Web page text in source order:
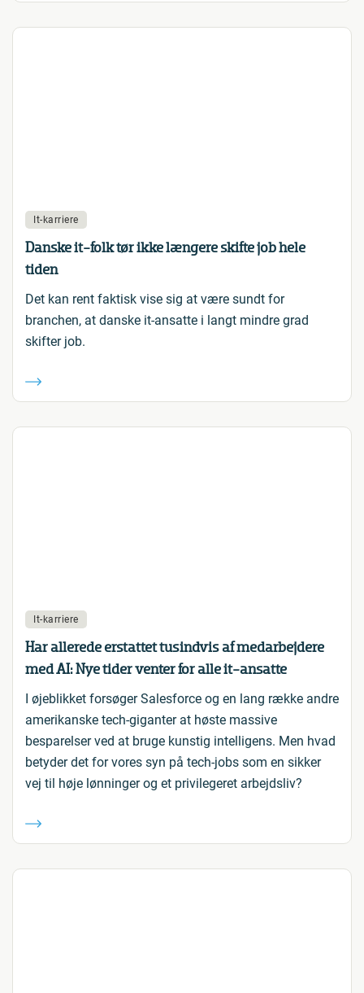
It-karriere
Danske it-folk tør ikke længere skifte job hele
tiden
Det kan rent faktisk vise sig at være sundt for
branchen, at danske it-ansatte i langt mindre grad
skifter job.
It-karriere
Har allerede erstattet tusindvis af medarbejdere
med AI: Nye tider venter for alle it-ansatte
I øjeblikket forsøger Salesforce og en lang række andre
amerikanske tech-giganter at høste massive
besparelser ved at bruge kunstig intelligens. Men hvad
betyder det for vores syn på tech-jobs som en sikker
vej til høje lønninger og et privilegeret arbejdsliv?